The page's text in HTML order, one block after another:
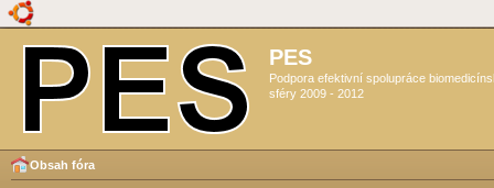
PES
Podpora efektivní spolupráce
sféry 2009 - 2012
Obsah fóra